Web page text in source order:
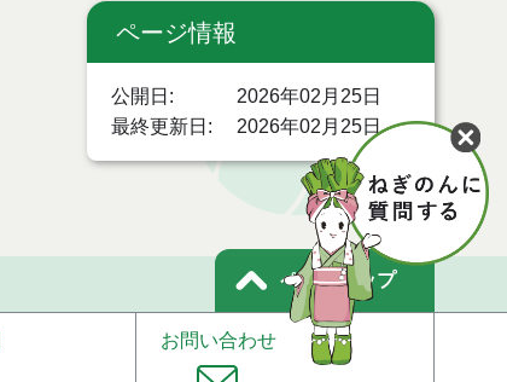
ページ情報
公開日
2026年02月25日
最終更新日
2026年02月25日
ページトップ
お問い合わせ